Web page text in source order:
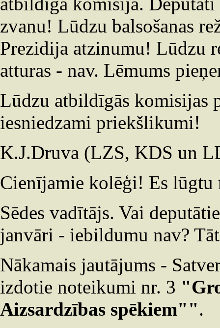
zvanu! Lūdzu balsošanas
Prezidija atzinumu! Lūdzu
atturas - nav. Lēmums
Lūdzu atbildīgās komisijas
iesniedzami priekšlikumi!
K.J.Druva (LZS, KDS un
Cienījamie kolēģi! Es
Sēdes vadītājs. Vai
janvāri - iebildumu nav?
Nākamais jautājums -
izdotie noteikumi nr. 3
Aizsardzības spēkiem"".